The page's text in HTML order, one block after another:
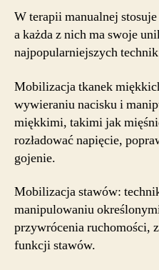
W terapii manualnej
a każda z nich ma swoje
najpopularniejszych
Mobilizacja tkanek
wywieraniu nacisku i
miękkimi, takimi jak
rozładować napięcie,
gojenie.
Mobilizacja stawów:
manipulowaniu
przywrócenia ruchomości,
funkcji stawów.